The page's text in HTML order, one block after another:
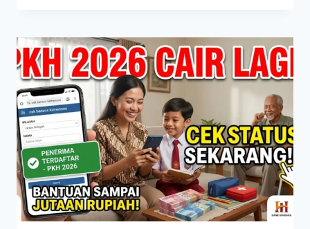
INI
CARA
DAFTAR
DAN
SYARAT
DAPAT
INSENTIF